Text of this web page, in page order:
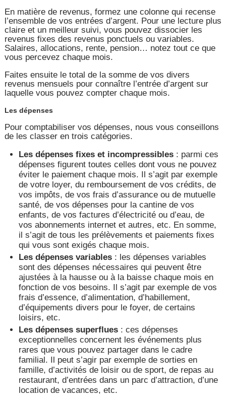
En matière de revenus, formez une colonne qui recense
l’ensemble de vos entrées d’argent. Pour une lecture plus
claire et un meilleur suivi, vous pouvez dissocier les
revenus fixes des revenus ponctuels ou variables.
Salaires, allocations, rente, pension… notez tout ce que
vous percevez chaque mois.
Faites ensuite le total de la somme de vos divers
revenus mensuels pour connaître l’entrée d’argent sur
laquelle vous pouvez compter chaque mois.
Les dépenses
Pour comptabiliser vos dépenses, nous vous conseillons
de les classer en trois catégories.
Les dépenses fixes et incompressibles: parmi ces
dépenses figurent toutes celles dont vous ne pouvez
éviter le paiement chaque mois. Il s’agit par exemple
de votre loyer, du remboursement de vos crédits, de
vos impôts, de vos frais d’assurance ou de mutuelle
santé, de vos dépenses pour la cantine de vos
enfants, de vos factures d’électricité ou d’eau, de
vos abonnements internet et autres, etc. En somme,
il s’agit de tous les prélèvements et paiements fixes
qui vous sont exigés chaque mois.
Les dépenses variables: les dépenses variables
sont des dépenses nécessaires qui peuvent être
ajustées à la hausse ou à la baisse chaque mois en
fonction de vos besoins. Il s’agit par exemple de vos
frais d’essence, d’alimentation, d’habillement,
d’équipements divers pour le foyer, de certains
loisirs, etc.
Les dépenses superflues: ces dépenses
exceptionnelles concernent les événements plus
rares que vous pouvez partager dans le cadre
familial. Il peut s’agir par exemple de sorties en
famille, d’activités de loisir ou de sport, de repas au
restaurant, d’entrées dans un parc d’attraction, d’une
location de vacances, etc.